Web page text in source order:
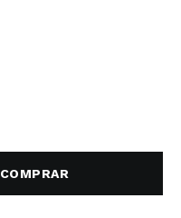
COMPRAR